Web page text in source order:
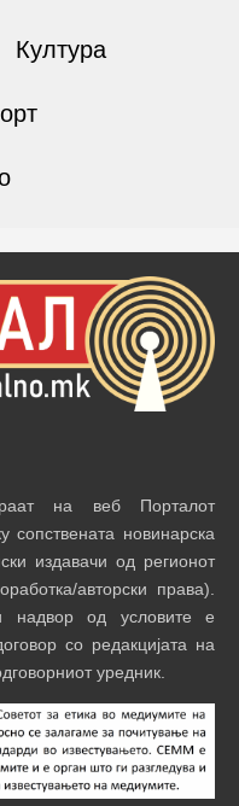
Култура
на веб Порталот
сопствената новинарска
издавачи од регионот
авторски права).
надвор од условите е
со редакцијата на
уредник.